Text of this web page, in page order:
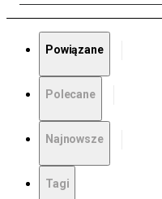
Powiązane
Polecane
Najnowsze
Tagi